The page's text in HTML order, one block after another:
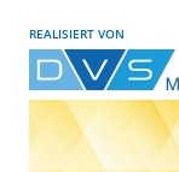
REALISIERT VON